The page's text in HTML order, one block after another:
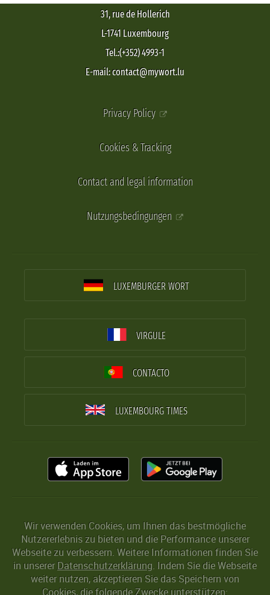
31, rue de Hollerich
L-1741 Luxembourg
Tel.:(+352) 4993-1
E-mail: contact@mywort.lu
Privacy Policy
Cookies & Tracking
Contact and legal information
Nutzungsbedingungen
LUXEMBURGER WORT
VIRGULE
CONTACTO
LUXEMBOURG TIMES
Wir verwenden Cookies, um Ihnen das bestmögliche
Nutzererlebnis zu bieten und die Performance unserer
Webseite zu verbessern. Weitere Informationen finden Sie
in unserer Datenschutzerklärung. Indem Sie die Webseite
weiter nutzen, akzeptieren Sie das Speichern von
Cookies, die folgende Zwecke unterstützen: